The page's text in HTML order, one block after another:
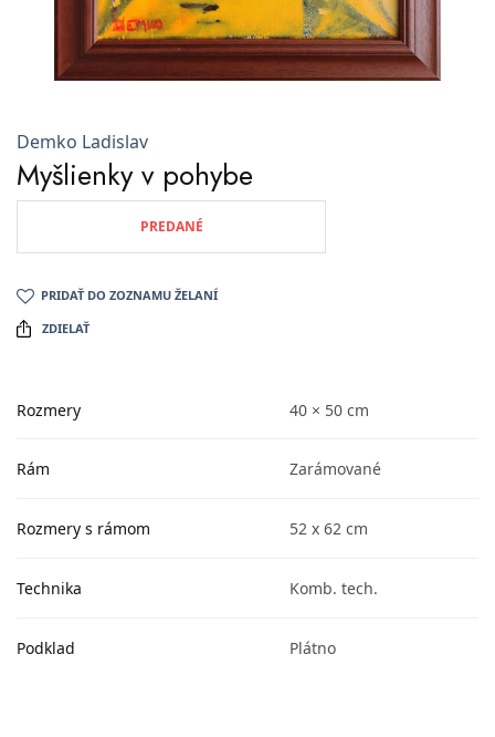
Demko Ladislav
Myšlienky v pohybe
PREDANÉ
PRIDAŤ DO ZOZNAMU ŽELANÍ
ZDIELAŤ
Rozmery 40 × 50 cm
Rám Zarámované
Rozmery s rámom 52 x 62 cm
Technika Komb. tech.
Podklad Plátno